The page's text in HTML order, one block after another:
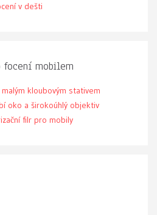
v dešti
focení mobilem
kloubovým stativem
oko a širokoúhlý objektiv
filr pro mobily